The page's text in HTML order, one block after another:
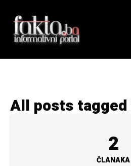
All posts tagged
2
ČLANAKA